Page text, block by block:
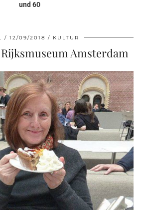
und 60
12/09/2018 KULTUR
Amsterdam